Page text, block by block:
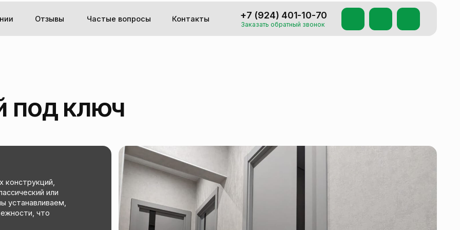
Отзывы Частые вопросы Контакты
Заказать обратный звонок
+7 (924) 401-10-70
ключ
что
всех